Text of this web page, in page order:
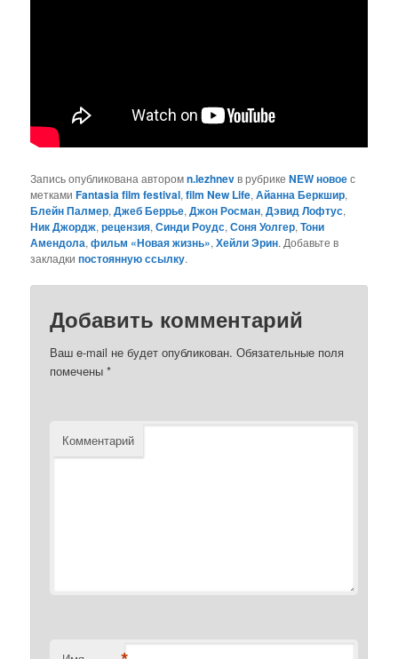
Запись опубликована авторомn.lezhnevв рубрикеNEW новоес
меткамиFantasia film festival,film New Life,Айанна Беркшир,
Блейн Палмер,Джеб Беррье,Джон Росман,Дэвид Лофтус,
Ник Джордж,рецензия,Синди Роудс,Соня Уолгер,Тони
Амендола,фильм «Новая жизнь»,Хейли Эрин. Добавьте в
закладкипостоянную ссылку.
Добавить комментарий
Ваш e-mail не будет опубликован. Обязательные поля
помечены*
Комментарий